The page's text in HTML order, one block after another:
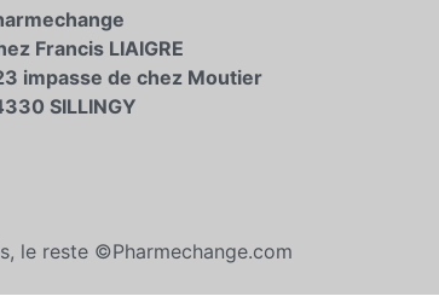
Francis LIAIGRE
impasse de chez Moutier
SILLINGY
le reste ©Pharmechange.com